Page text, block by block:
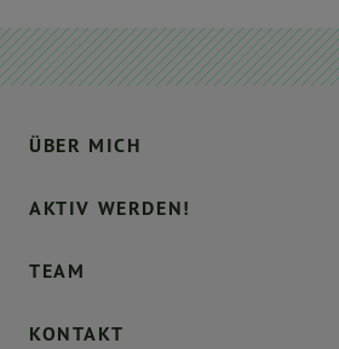
ÜBER MICH
AKTIV WERDEN!
TEAM
KONTAKT